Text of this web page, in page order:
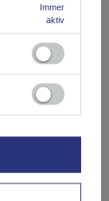
Immer
aktiv